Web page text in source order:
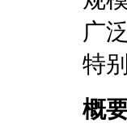
广
特
概